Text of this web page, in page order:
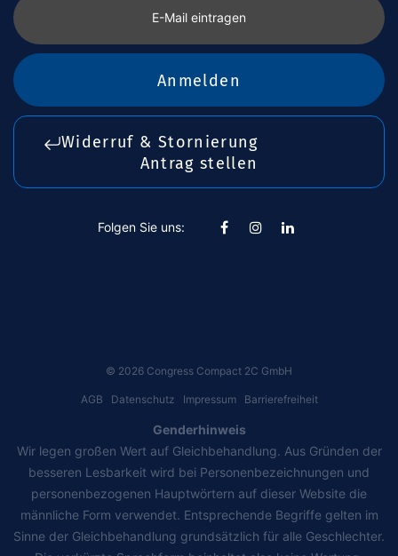
E-Mail eintragen
Anmelden
Widerruf & Stornierung
Antrag stellen
Folgen Sie uns:
© 2026 Congress Compact 2C GmbH
AGB Datenschutz Impressum Barrierefreiheit
Genderhinweis
Wir legen großen Wert auf Gleichbehandlung. Aus Gründen der
besseren Lesbarkeit wird bei Personenbezeichnungen und
personenbezogenen Hauptwörtern auf dieser Website die
männliche Form verwendet. Entsprechende Begriffe gelten im
Sinne der Gleichbehandlung grundsätzlich für alle Geschlechter.